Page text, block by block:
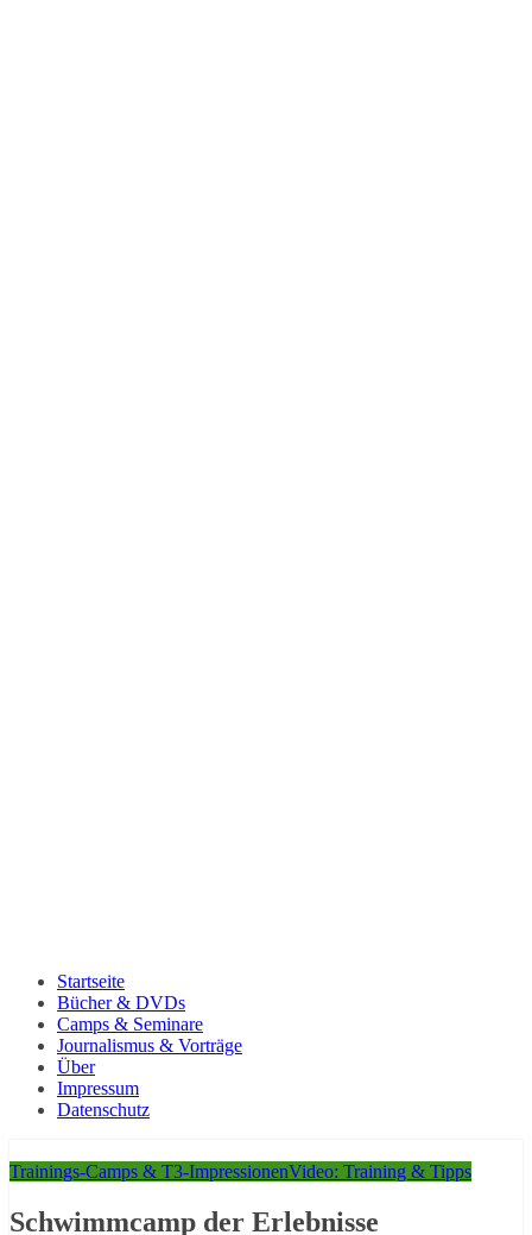
Startseite
Bücher & DVDs
Camps & Seminare
Journalismus & Vorträge
Über
Impressum
Datenschutz
Trainings-Camps & T3-ImpressionenVideo: Training & Tipps
Schwimmcamp der Erlebnisse